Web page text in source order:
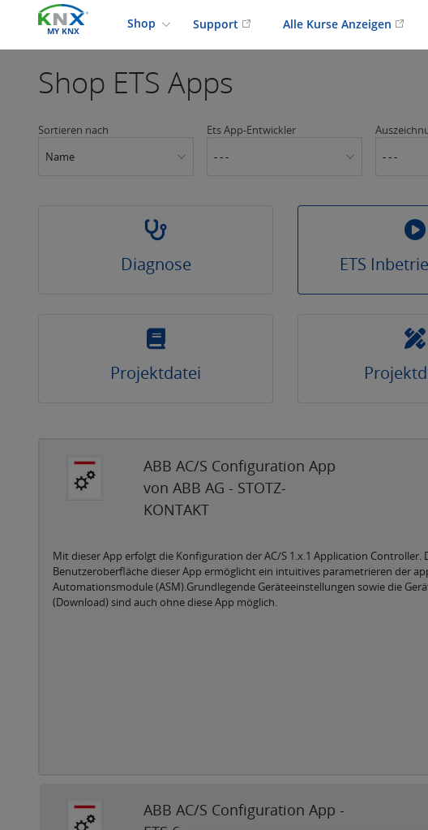
MY KNX
Shop Support Alle Kurse Anzeigen
Shop ETS Apps
Sortieren nach
Name
Ets App-Entwickler
- - -
- - -
Diagnose ETS
Projektdatei
ABB AC/S Configuration App
von ABB AG - STOTZ-
KONTAKT
Mit dieser App erfolgt die Konfiguration der AC/S 1.x.1 Application Controller.
Benutzeroberfläche dieser App ermöglicht ein intuitives parametrieren der
Automationsmodule (ASM).Grundlegende Geräteeinstellungen sowie die
(Download) sind auch ohne diese App möglich.
ABB AC/S Configuration App -